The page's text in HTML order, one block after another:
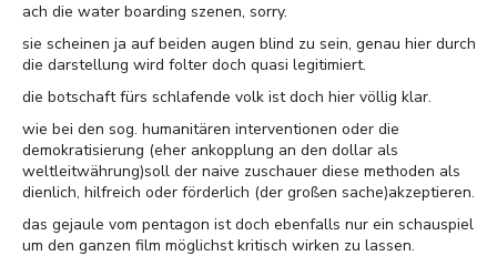
ach die water boarding szenen, sorry.
sie scheinen ja auf beiden augen blind zu sein, genau hier durch
die darstellung wird folter doch quasi legitimiert.
die botschaft fürs schlafende volk ist doch hier völlig klar.
wie bei den sog. humanitären interventionen oder die
demokratisierung (eher ankopplung an den dollar als
weltleitwährung)soll der naive zuschauer diese methoden als
dienlich, hilfreich oder förderlich (der großen sache)akzeptieren.
das gejaule vom pentagon ist doch ebenfalls nur ein schauspiel
um den ganzen film möglichst kritisch wirken zu lassen.